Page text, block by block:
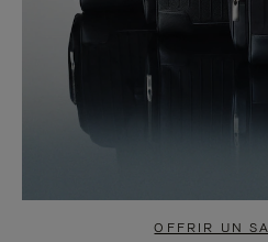
OFFRIR UN